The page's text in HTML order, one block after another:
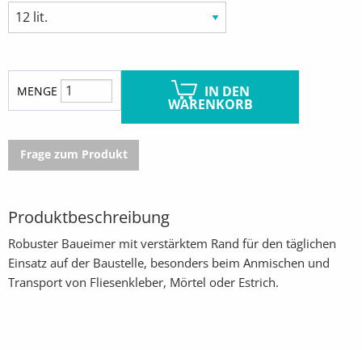
MENGE IN DEN
WARENKORB
Frage zum Produkt
Produktbeschreibung
Robuster Baueimer mit verstärktem Rand für den täglichen
Einsatz auf der Baustelle, besonders beim Anmischen und
Transport von Fliesenkleber, Mörtel oder Estrich.